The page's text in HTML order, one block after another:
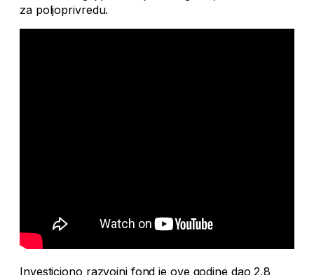
za poljoprivredu.
Investiciono razvojni fond je ove godine dao 2,8